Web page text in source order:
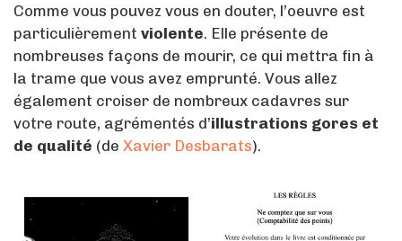
Comme vous pouvez vous en douter, l’oeuvre est
particulièrement violente. Elle présente de
nombreuses façons de mourir, ce qui mettra fin à
la trame que vous avez emprunté. Vous allez
également croiser de nombreux cadavres sur
votre route, agrémentés d’illustrations gores et
de qualité (de Xavier Desbarats).